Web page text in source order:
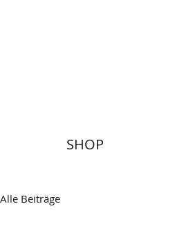
SHOP
Alle Beiträge